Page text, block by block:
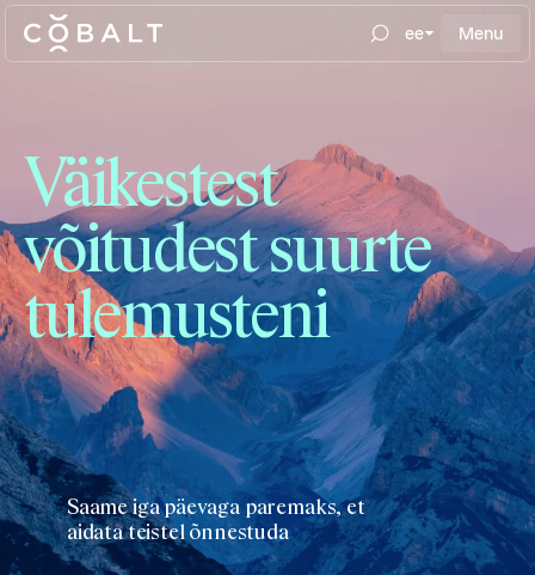
ee Menu
Väikestest
võitudest suurte
tulemusteni
Saame iga päevaga paremaks, et
aidata teistel õnnestuda